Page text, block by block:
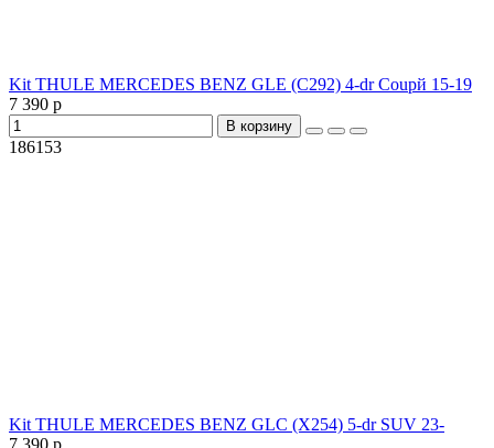
Kit THULE MERCEDES BENZ GLE (C292) 4-dr Coupй 15-19
7 390 р
В корзину
186153
Kit THULE MERCEDES BENZ GLC (X254) 5-dr SUV 23-
7 390 р